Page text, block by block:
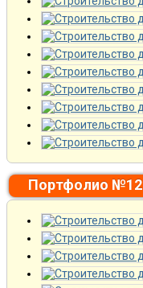
Портфолио №12